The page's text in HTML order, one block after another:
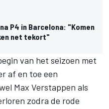
P4 in Barcelona: "Komen
net tekort"
van het seizoen met
af en toe een
Max Verstappen als
zodra de rode